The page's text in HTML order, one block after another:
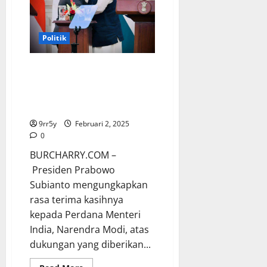
Parade
Pertama
di
Luar
Negeri
Politik
9rr5y
Februari 2, 2025
0
BURCHARRY.COM –
Presiden Prabowo
Subianto mengungkapkan
rasa terima kasihnya
kepada Perdana Menteri
India, Narendra Modi, atas
dukungan yang diberikan...